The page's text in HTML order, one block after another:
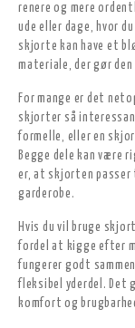
renere og mere
ude eller dage, hvor
skjorte kan have et
materiale, der gør
For mange er det
skjorter så
formelle, eller en
Begge dele kan
er, at skjorten passer
garderobe.
Hvis du vil bruge
fordel at kigge efter
fungerer godt sammen
fleksibel yderdel. Det
komfort og